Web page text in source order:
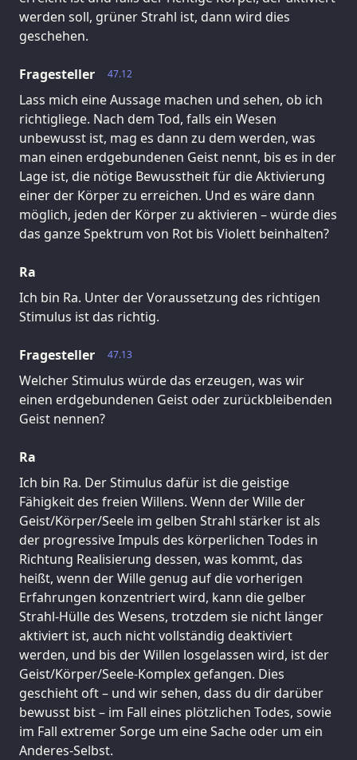
werden soll, grüner Strahl ist, dann wird dies
geschehen.
47.12
Fragesteller
Lass mich eine Aussage machen und sehen, ob ich
richtigliege. Nach dem Tod, falls ein Wesen
unbewusst ist, mag es dann zu dem werden, was
man einen erdgebundenen Geist nennt, bis es in der
Lage ist, die nötige Bewusstheit für die Aktivierung
einer der Körper zu erreichen. Und es wäre dann
möglich, jeden der Körper zu aktivieren – würde dies
das ganze Spektrum von Rot bis Violett beinhalten?
Ra
Ich bin Ra. Unter der Voraussetzung des richtigen
Stimulus ist das richtig.
47.13
Fragesteller
Welcher Stimulus würde das erzeugen, was wir
einen erdgebundenen Geist oder zurückbleibenden
Geist nennen?
Ra
Ich bin Ra. Der Stimulus dafür ist die geistige
Fähigkeit des freien Willens. Wenn der Wille der
Geist/Körper/Seele im gelben Strahl stärker ist als
der progressive Impuls des körperlichen Todes in
Richtung Realisierung dessen, was kommt, das
heißt, wenn der Wille genug auf die vorherigen
Erfahrungen konzentriert wird, kann die gelber
Strahl-Hülle des Wesens, trotzdem sie nicht länger
aktiviert ist, auch nicht vollständig deaktiviert
werden, und bis der Willen losgelassen wird, ist der
Geist/Körper/Seele-Komplex gefangen. Dies
geschieht oft – und wir sehen, dass du dir darüber
bewusst bist – im Fall eines plötzlichen Todes, sowie
im Fall extremer Sorge um eine Sache oder um ein
Anderes-Selbst.